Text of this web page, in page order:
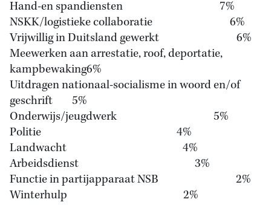
Hand-en spandiensten 7%
NSKK/logistieke collaboratie 6%
Vrijwillig in Duitsland gewerkt 6%
Meewerken aan arrestatie, roof, deportatie,
kampbewaking6%
Uitdragen nationaal-socialisme in woord en/of
geschrift 5%
Onderwijs/jeugdwerk 5%
Politie 4%
Landwacht 4%
Arbeidsdienst 3%
Functie in partijapparaat NSB 2%
Winterhulp 2%